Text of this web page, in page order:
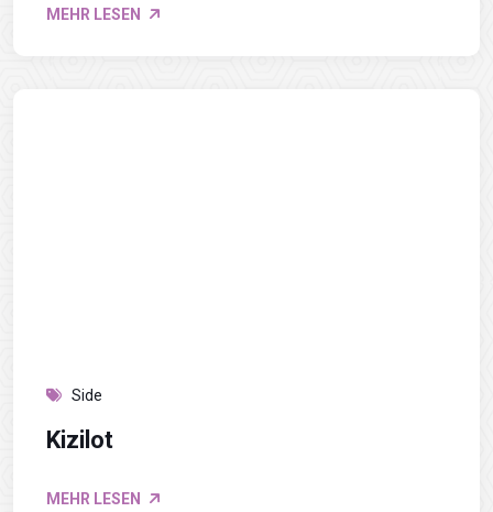
MEHR LESEN
Side
Kizilot
MEHR LESEN